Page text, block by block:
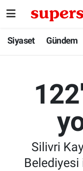
Siyaset Gündem
Silivri
Belediyesi
Siyaset
Gizli Gündem
Polemik
İstanbul
İstanbul
İstanbul
Süper Lig
Tüm Manşetler